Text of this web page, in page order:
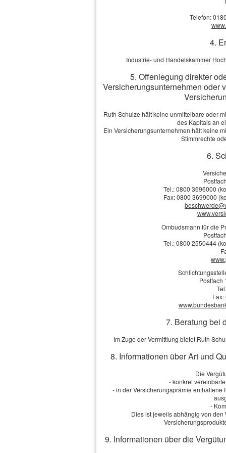
Schäden am eigenen
überhöhter
pflicht muss den
Mitteilung beim
che­rung, wenn man
rung, wenn am Haus ein
muss er dem Versicherer
Möglichkeit aktiv zu
abgedeckt werden, damit
noch größer wird.
von einem Vertreter des
besten fotografisch
wichtiger Nachweis sein.
zurück]
Rechtliche Hinweise·
Telefon:
4.
Industrie- und Handelskammer
5. Offenlegung direkter
Versicherungsunternehmen oder
Ruth Schulze hält keine unmittelbare oder
des Kapitals an
Ein Versicherungsunternehmen hält keine
Stimmrechte
6.
Tel.: 0800 3696000
Fax: 0800 3699000
Ombudsmann für die
Tel.: 0800 2550444
Postfach
7. Beratung bei
Im Zuge der Vermittlung bietet Ruth
8. Informationen über Art und
Die
- konkret
- in der Versicherungsprämie
-
Dies ist jeweils abhängig von
9. Informationen über die